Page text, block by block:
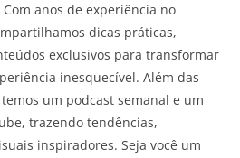
anos de experiência no
dicas práticas,
exclusivos para transformar
inesquecível. Além das
um podcast semanal e um
trazendo tendências,
inspiradores. Seja você um